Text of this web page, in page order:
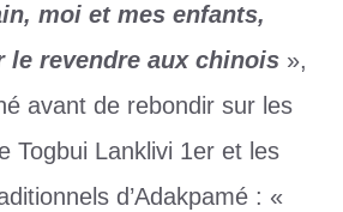
moi et mes enfants,
le revendre aux chinois »,
avant de rebondir sur les
Togbui Lanklivi 1er et les
d’Adakpamé : «